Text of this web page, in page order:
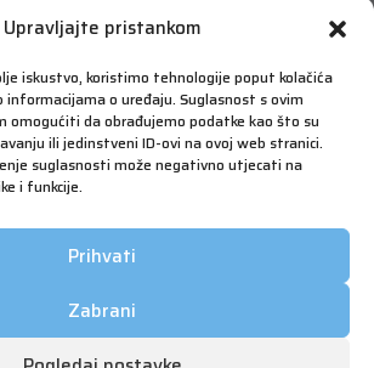
Upravljajte pristankom
iskustvo, koristimo tehnologije poput kolačića
o uređaju. Suglasnost s ovim
omogućiti da obrađujemo podatke kao što su
ili jedinstveni ID-ovi na ovoj web stranici.
suglasnosti može negativno utjecati na
i funkcije.
Prihvati
Zabrani